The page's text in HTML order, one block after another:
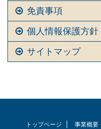
免責事項
個人情報保護方針
サイトマップ
トップページ 事業概要